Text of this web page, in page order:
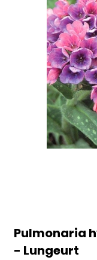
Pulmonaria
- Lungeurt